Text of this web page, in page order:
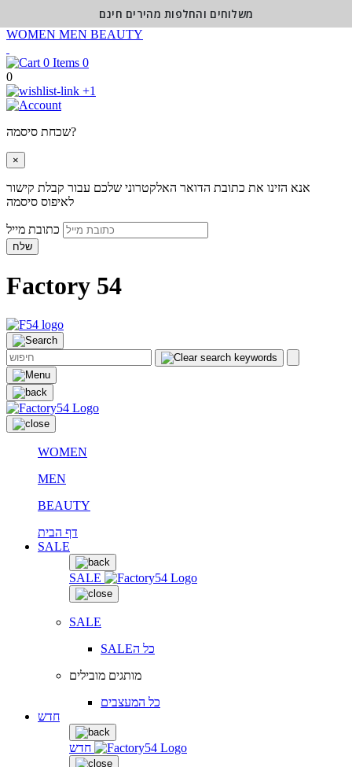
WOMEN MEN BEAUTY
0
0
+1
שכחת סיסמה?
×
אנא הזינו את כתובת הדואר האלקטרוני שלכם עבור קבלת קישור
לאיפוס סיסמה
שלח
Factory 54
WOMEN
MEN
BEAUTY
דף הבית
SALE
SALE
SALE
SALEכל ה
מותגים מובילים
כל המעצבים
חדש
חדש
משלוחים והחלפות מהירים חינם